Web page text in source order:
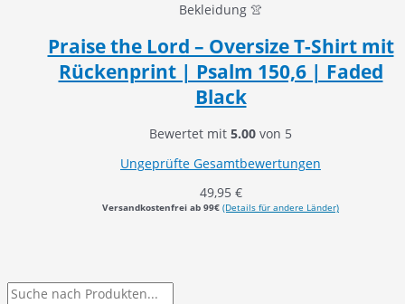
P
Bekleidung 👚
Praise the Lord – Oversize T-Shirt mit
Rückenprint | Psalm 150,6 | Faded
Black
Bewertet mit 5.00 von 5
Ungeprüfte Gesamtbewertungen
49,95 €
Versandkostenfrei ab 99€ (Details für andere Länder)